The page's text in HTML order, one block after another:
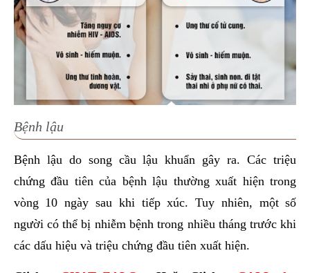
Bệnh lậu
Bệnh lậu do song cầu lậu khuẩn gây ra. Các triệu
chứng đầu tiên của bệnh lậu thường xuất hiện trong
vòng 10 ngày sau khi tiếp xúc. Tuy nhiên, một số
người có thể bị nhiễm bệnh trong nhiều tháng trước khi
các dấu hiệu và triệu chứng đầu tiên xuất hiện.